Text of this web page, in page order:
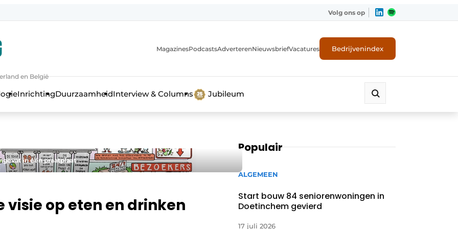
Volg ons op
en België
MagazinesPodcastsAdverterenNieuwsbriefVacatures Bedrijvenindex
InrichtingDuurzaamheidInterview & Columns Jubileum
in één praatplaat
visie op eten en drinken
Populair
ALGEMEEN
Start bouw 84 seniorenwoningen in
Doetinchem gevierd
17 juli 2026